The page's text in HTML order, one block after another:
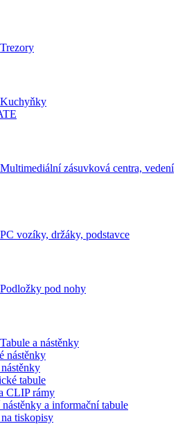
Trezory
Kuchyňky
Multimediální zásuvková centra, vedení
PC vozíky, držáky, podstavce
Podložky pod nohy
Tabule a nástěnky
nástěnky
tabule
CLIP rámy
a informační tabule
tiskopisy